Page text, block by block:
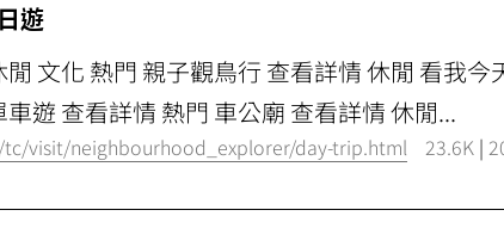
遊
文化 熱門 親子觀鳥行 查看詳情 休閒 看我今
遊 查看詳情 熱門 車公廟 查看詳情 休閒...
visit/neighbourhood_explorer/day-trip.html 23.6K |